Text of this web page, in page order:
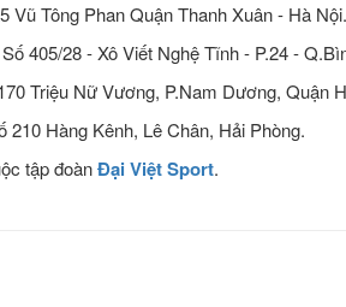
Vũ Tông Phan Quận Thanh Xuân - Hà Nội.
Số 405/28 - Xô Viết Nghệ Tĩnh - P.24 -
Triệu Nữ Vương, P.Nam Dương, Quận
210 Hàng Kênh, Lê Chân, Hải Phòng.
tập đoànĐại Việt Sport.